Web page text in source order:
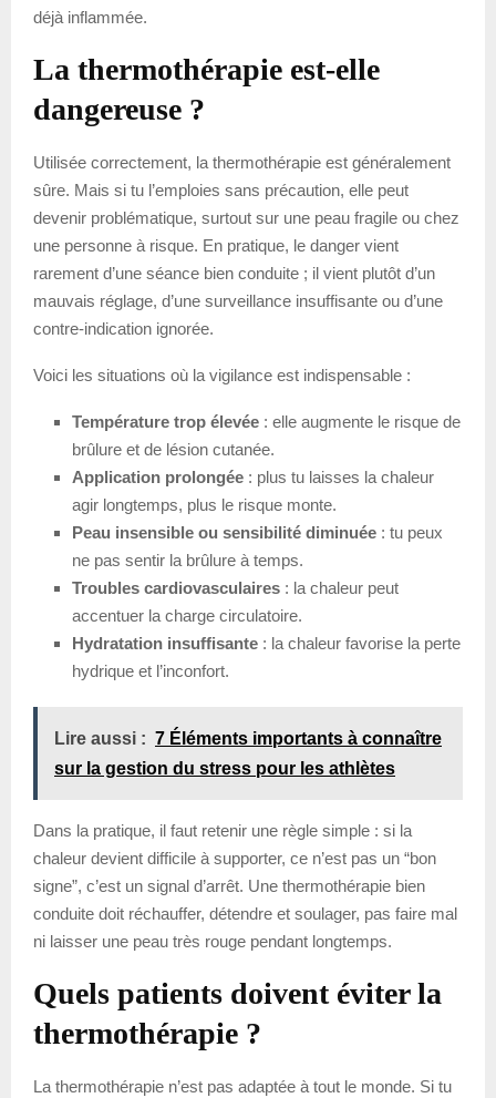
déjà inflammée.
La thermothérapie est-elle
dangereuse ?
Utilisée correctement, la thermothérapie est généralement
sûre. Mais si tu l’emploies sans précaution, elle peut
devenir problématique, surtout sur une peau fragile ou chez
une personne à risque. En pratique, le danger vient
rarement d’une séance bien conduite ; il vient plutôt d’un
mauvais réglage, d’une surveillance insuffisante ou d’une
contre-indication ignorée.
Voici les situations où la vigilance est indispensable :
Température trop élevée : elle augmente le risque de
brûlure et de lésion cutanée.
Application prolongée : plus tu laisses la chaleur
agir longtemps, plus le risque monte.
Peau insensible ou sensibilité diminuée : tu peux
ne pas sentir la brûlure à temps.
Troubles cardiovasculaires : la chaleur peut
accentuer la charge circulatoire.
Hydratation insuffisante : la chaleur favorise la perte
hydrique et l’inconfort.
Lire aussi : 7 Éléments importants à connaître
sur la gestion du stress pour les athlètes
Dans la pratique, il faut retenir une règle simple : si la
chaleur devient difficile à supporter, ce n’est pas un “bon
signe”, c’est un signal d’arrêt. Une thermothérapie bien
conduite doit réchauffer, détendre et soulager, pas faire mal
ni laisser une peau très rouge pendant longtemps.
Quels patients doivent éviter la
thermothérapie ?
La thermothérapie n’est pas adaptée à tout le monde. Si tu